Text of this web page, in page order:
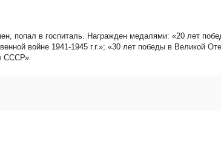
попал в госпиталь. Награжден медалями: «20 лет
войне 1941-1945 г.г.»; «30 лет победы в Великой
СССР».